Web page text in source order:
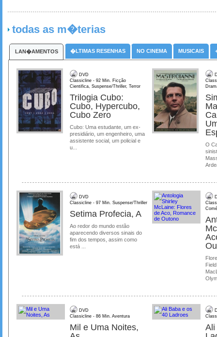
todas as m�terias
LAN�AMENTOS �LTIMAS RESENHAS NO CINEMA MUSICAIS
DVD
Classicline - 92 Min. Ficção
Cientifica, Suspense/Thriller, Terror
Trilogia Cubo:
Cubo, Hypercubo,
Cubo Zero
Cubo: Uma estudante, um ex-
presidiário, um engenheiro, uma
assistente social, um policial e
u...
O
DVD
Classicline - 97 Min. Suspense/Thriller
Setima Profecia, A
Ao redor do mundo estão
aparecendo diversos sinais do
fim dos tempos, assim como
está ...
DVD
Classicline - 86 Min. Aventura
Mil e Uma Noites,
Ali